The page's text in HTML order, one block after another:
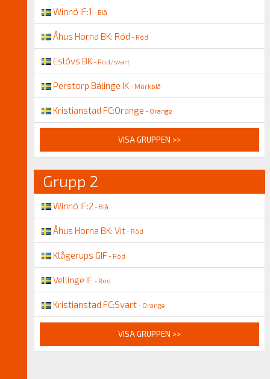
Winnö IF:1 - Blå
Åhus Horna BK: Röd - Röd
Eslövs BK- Röd/svart
Perstorp Bälinge IK- Mörkblå
Kristianstad FC:Orange - Orange
VISA GRUPPEN >>
Grupp 2
Winnö IF:2 - Blå
Åhus Horna BK: Vit- Röd
Klågerups GIF- Röd
Vellinge IF- Röd
Kristianstad FC:Svart- Orange
VISA GRUPPEN >>